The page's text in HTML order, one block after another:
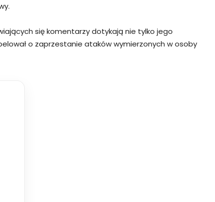
się komentarzy dotykają nie tylko jego
o zaprzestanie ataków wymierzonych w osoby